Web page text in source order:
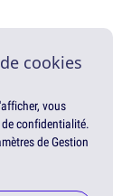
cookies
vous
confidentialité.
de Gestion